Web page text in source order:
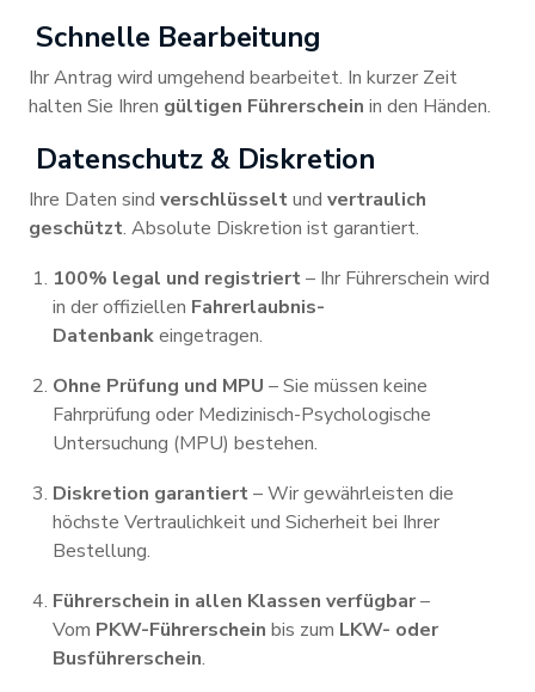
Schnelle Bearbeitung
Ihr Antrag wird umgehend bearbeitet. In kurzer Zeit
halten Sie Ihren gültigen Führerschein in den Händen.
Datenschutz & Diskretion
Ihre Daten sind verschlüsseltund vertraulich
geschützt. Absolute Diskretion ist garantiert.
100% legal und registriert– Ihr Führerschein wird
in der offiziellen Fahrerlaubnis-
Datenbankeingetragen.
Ohne Prüfung und MPU – Sie müssen keine
Fahrprüfung oder Medizinisch-Psychologische
Untersuchung (MPU) bestehen.
Diskretion garantiert– Wir gewährleisten die
höchste Vertraulichkeit und Sicherheit bei Ihrer
Bestellung.
Führerschein in allen Klassen verfügbar–
Vom PKW-Führerschein bis zum LKW- oder
Busführerschein.